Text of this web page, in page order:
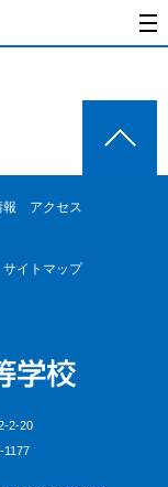
報
アクセス
サイトマップ
2-20
1177